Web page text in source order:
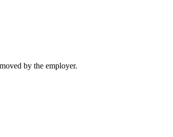
by the employer.